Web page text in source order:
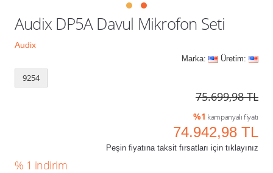
Audix DP5A Davul Mikrofon Seti
Audix
Marka: Üretim:
9254
75.699,98 TL
%1 kampanyalı fiyatı
74.942,98 TL
Peşin fiyatına taksit fırsatları için tıklayınız
% 1 indirim